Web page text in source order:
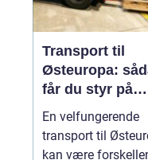
Transport til
Østeuropa:
får du styr på
logistikken
En velfungerende
transport til
kan være